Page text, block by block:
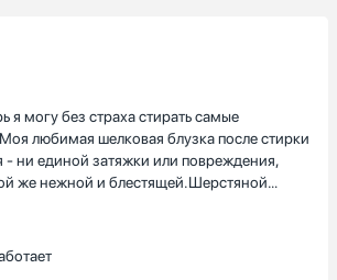
я могу без страха стирать самые
любимая шелковая блузка после стирки
- ни единой затяжки или повреждения,
же нежной и блестящей.Шерстяной
дома. Он не сел, не
свою первоначальную форму -
Функция быстрой стирки стала